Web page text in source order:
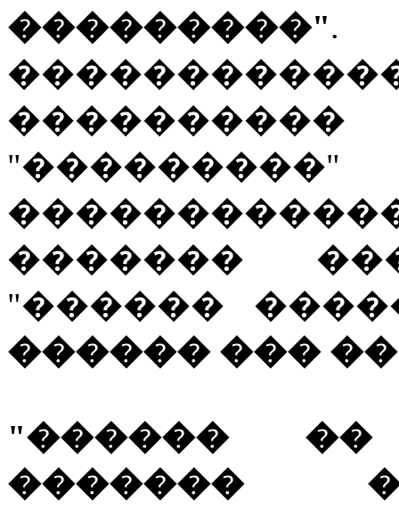
���������"
�������
"������
������ ���
"������
�������